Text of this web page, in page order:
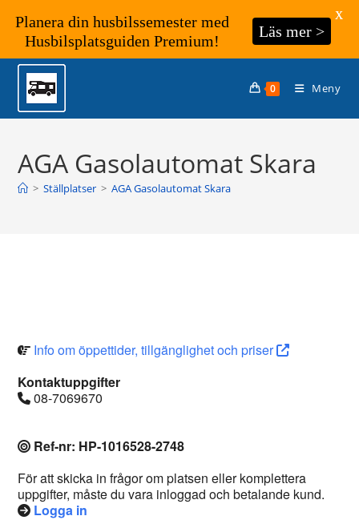
Hoppa
innehållet
0 Meny
AGA Gasolautomat Skara
> Ställplatser > AGA Gasolautomat Skara
Info om öppettider, tillgänglighet och priser
Kontaktuppgifter
08-7069670
Ref-nr: HP-1016528-2748
För att skicka in frågor om platsen eller komplettera
uppgifter, måste du vara inloggad och betalande kund.
Logga in
Planera din husbilssemester med
Husbilsplatsguiden Premium!
Läs mer >
X